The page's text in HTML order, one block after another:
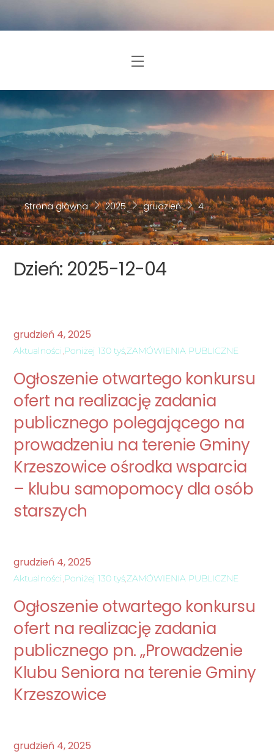
Menu
Strona główna 2025 grudzień 4
Dzień: 2025-12-04
grudzień 4,2025
Aktualności,Poniżej 130 tyś,ZAMÓWIENIA PUBLICZNE
Ogłoszenie otwartego konkursu
ofert na realizację zadania
publicznego polegającego na
prowadzeniu na terenie Gminy
Krzeszowice ośrodka wsparcia
– klubu samopomocy dla osób
starszych
grudzień 4,2025
Aktualności,Poniżej 130 tyś,ZAMÓWIENIA PUBLICZNE
Ogłoszenie otwartego konkursu
ofert na realizację zadania
publicznego pn. „Prowadzenie
Klubu Seniora na terenie Gminy
Krzeszowice
grudzień 4,2025